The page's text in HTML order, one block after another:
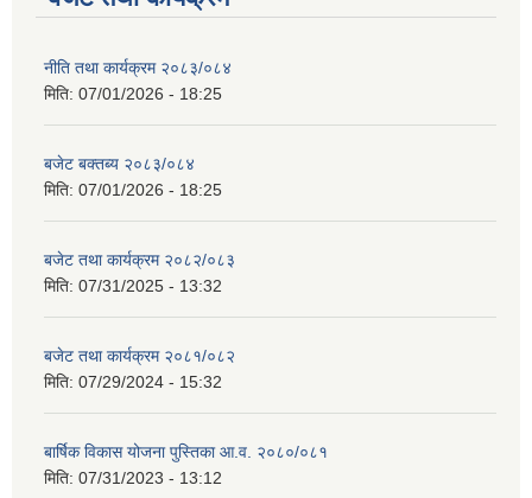
नीति तथा कार्यक्रम २०८३/०८४
मिति: 07/01/2026 - 18:25
बजेट बक्तब्य २०८३/०८४
मिति: 07/01/2026 - 18:25
बजेट तथा कार्यक्रम २०८२/०८३
मिति: 07/31/2025 - 13:32
बजेट तथा कार्यक्रम २०८१/०८२
मिति: 07/29/2024 - 15:32
बार्षिक विकास योजना पुस्तिका आ.व. २०८०/०८१
मिति: 07/31/2023 - 13:12